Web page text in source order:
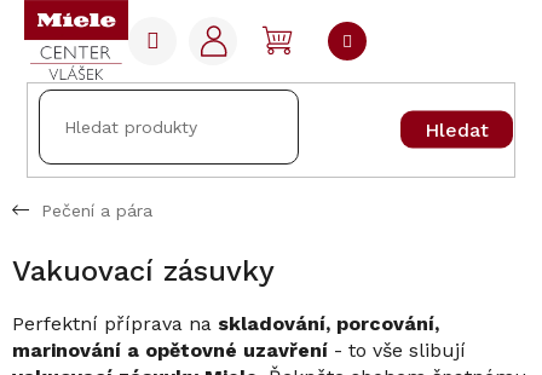
Přejít
obsah
Hledat
NÁKUPNÍ
KOŠÍK
Pečení a pára
Vakuovací zásuvky
Perfektní příprava na skladování, porcování,
marinování a opětovné uzavření - to vše slibují